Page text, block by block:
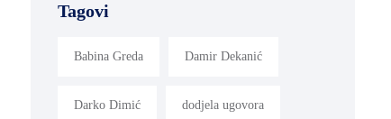
Tagovi
Babina Greda Damir Dekanić
Darko Dimić dodjela ugovora